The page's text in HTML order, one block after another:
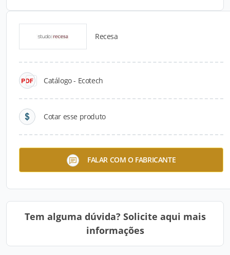
Recesa
Catálogo - Ecotech
Cotar esse produto
FALAR COM O FABRICANTE
Catálogos para Download
Tem alguma dúvida? Solicite aqui mais
informações